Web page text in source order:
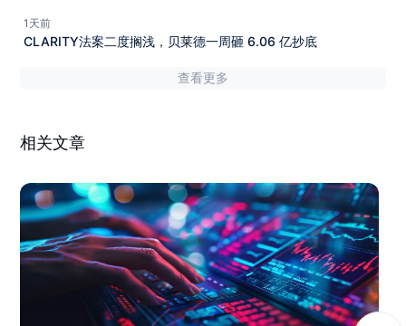
1天前
CLARITY法案二度搁浅，贝莱德一周砸 6.06 亿抄底
查看更多
相关文章